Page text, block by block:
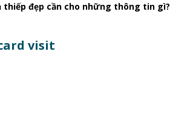
đẹp cần cho những thông tin gì?
visit